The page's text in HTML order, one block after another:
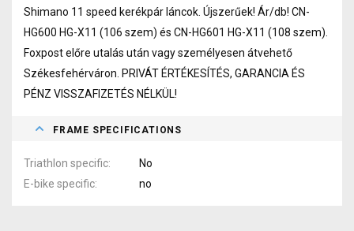
Shimano 11 speed kerékpár láncok. Újszerűek! Ár/db! CN-
HG600 HG-X11 (106 szem) és CN-HG601 HG-X11 (108 szem).
Foxpost előre utalás után vagy személyesen átvehető
Székesfehérváron. PRIVÁT ÉRTÉKESÍTÉS, GARANCIA ÉS
PÉNZ VISSZAFIZETÉS NÉLKÜL!
FRAME SPECIFICATIONS
Triathlon specific
No
E-bike specific
no